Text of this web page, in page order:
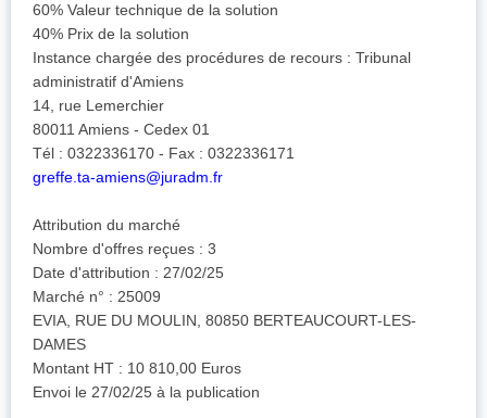
60% Valeur technique de la solution
40% Prix de la solution
Instance chargée des procédures de recours : Tribunal
administratif d'Amiens
14, rue Lemerchier
80011 Amiens - Cedex 01
Tél : 0322336170 - Fax : 0322336171
greffe.ta-amiens@juradm.fr
Attribution du marché
Nombre d'offres reçues : 3
Date d'attribution : 27/02/25
Marché n° : 25009
EVIA, RUE DU MOULIN, 80850 BERTEAUCOURT-LES-
DAMES
Montant HT : 10 810,00 Euros
Envoi le 27/02/25 à la publication